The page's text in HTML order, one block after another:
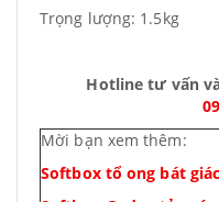
Trọng lượng: 1.5kg
Hotline tư vấn
Mời bạn xem thêm:
Softbox tổ ong bát